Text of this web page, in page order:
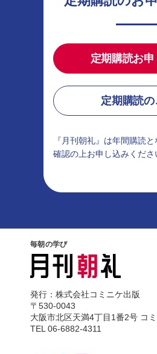
定期購読お
定期購読
『月刊朝礼』は年間購読
確認の上お申し込みくださ
毎朝の学び
発行：株式会社コミニケ出版
〒530-0043
大阪市北区天満4丁目1番2号 コ
TEL 06-6882-4311